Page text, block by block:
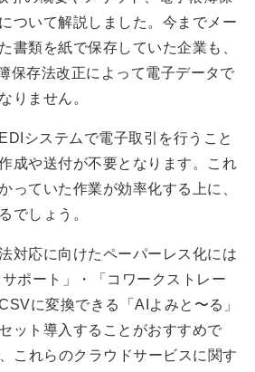
ついて解説しました。今までメー
書類を紙で保存していた企業も、
保存法改正によって電子データで
りません。
システムで電子取引を行うこと
成や送付が不要となります。これ
っていた作業が効率化する上に、
でしょう。
対応に向けたペーパーレス化には
サポート」・「コワークストレー
に変換できる「AIよみと〜る」
ット導入することがおすすめで
これらのクラウドサービスに関す